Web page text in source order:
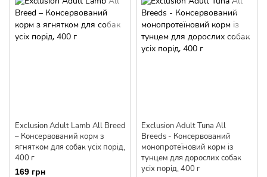
Exclusion Adult Lamb All Breed
– Консервований корм з
ягнятком для собак усіх порід,
400 г
169 грн
Exclusion Adult Tuna All
Breeds - Консервований
монопротеїновий корм із
тунцем для дорослих собак
усіх порід, 400 г